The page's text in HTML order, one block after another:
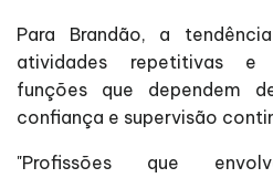
Para Brandão, a
atividades repetitivas e
funções que dependem
confiança e supervisão
"Profissões que